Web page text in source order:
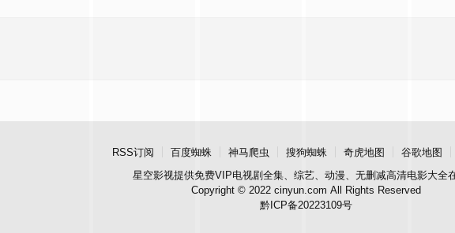
RSS订阅 百度蜘蛛 神马爬虫 搜狗蜘蛛 奇虎地图 谷歌地图
星空影视提供免费VIP电视剧全集、综艺、动漫、无删减高清电影大全
Copyright © 2022 cinyun.com All Rights Reserved
黔ICP备20223109号